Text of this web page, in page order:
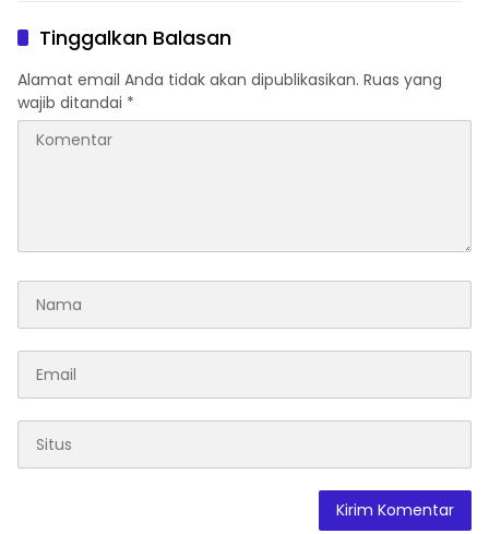
Tinggalkan Balasan
Alamat email Anda tidak akan dipublikasikan. Ruas yang
wajib ditandai *